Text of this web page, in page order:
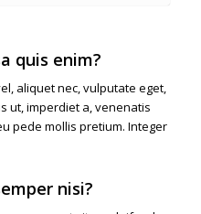
quis enim?
aliquet nec, vulputate eget,
ut, imperdiet a, venenatis
pede mollis pretium. Integer
nisi?